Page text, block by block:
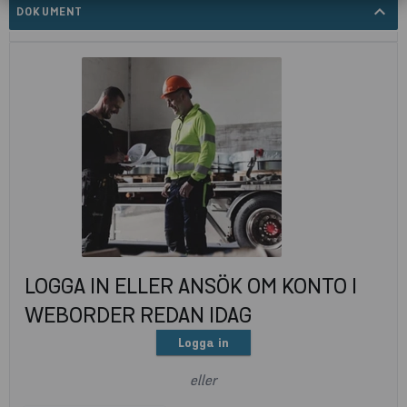
DOKUMENT expand_less
LOGGA IN ELLER ANSÖK OM KONTO I
WEBORDER REDAN IDAG
Logga in
eller